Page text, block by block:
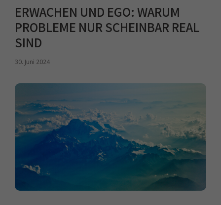
ERWACHEN UND EGO: WARUM
PROBLEME NUR SCHEINBAR REAL
SIND
30. Juni 2024